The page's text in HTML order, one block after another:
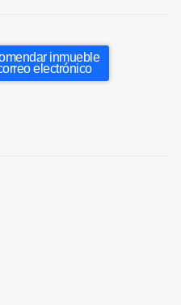
inmueble
electrónico